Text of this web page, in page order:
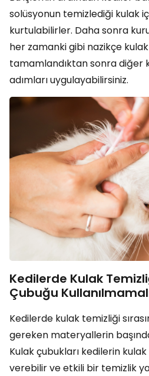
solüsyonun temizlediği kulak
kurtulabilirler. Daha sonra
her zamanki gibi nazikçe
tamamlandıktan sonra diğer
adımları uygulayabilirsiniz.
Kedilerde Kulak
Çubuğu
Kedilerde kulak temizliği
gereken materyallerin
Kulak çubukları kedilerin
verebilir ve etkili bir temizlik